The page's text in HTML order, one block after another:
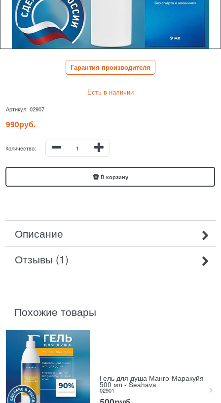
Гарантия производителя
Есть в наличии
Артикул: 02907
990руб.
Количество:
В корзину
Описание
Отзывы (1)
похожие товары
Гель для душа Манго-Маракуйя
500 мл - Seahava
02901